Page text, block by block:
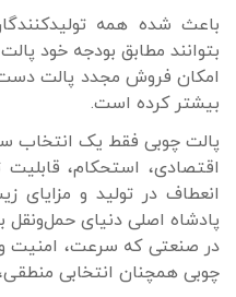
باعث شده همه
بتوانند مطابق بودجه خود
امکان فروش مجدد پالت
بیشتر کرده است.
پالت چوبی فقط یک انتخاب
اقتصادی، استحکام، قابلیت
انعطاف در تولید و
پادشاه اصلی دنیای حمل‌ونقل
در صنعتی که سرعت، امنیت و
چوبی همچنان انتخابی